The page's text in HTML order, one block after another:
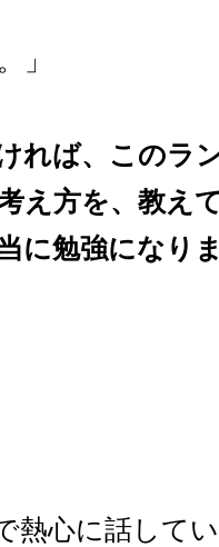
」
れば、このラ
え方を、教え
に勉強になり
熱心に話して